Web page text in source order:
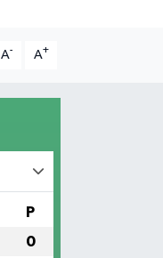
A- A+
P
0